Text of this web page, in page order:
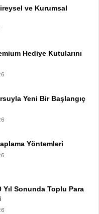
ve Kurumsal
Hediye Kutularını
Yeni Bir Başlangıç
Yöntemleri
Sonunda Toplu Para